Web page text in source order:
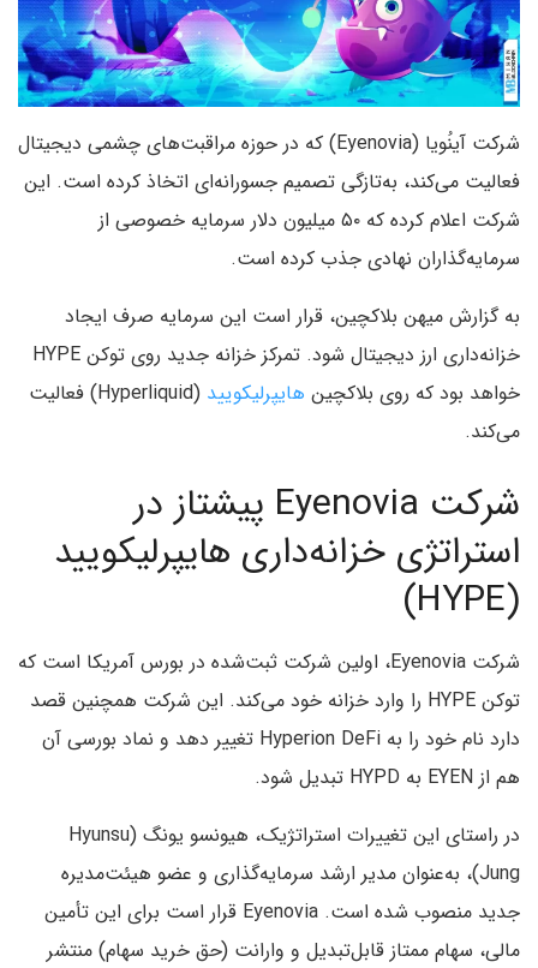
شرکت آینُویا (Eyenovia) که در حوزه مراقبت‌های چشمی دیجیتال
فعالیت می‌کند، به‌تازگی تصمیم جسورانه‌ای اتخاذ کرده است. این
شرکت اعلام کرده که ۵۰ میلیون دلار سرمایه‌ خصوصی از
سرمایه‌گذاران نهادی جذب کرده است.
به گزارش میهن بلاکچین، قرار است این سرمایه صرف ایجاد
خزانه‌داری ارز دیجیتال شود. تمرکز خزانه‌ جدید روی توکن HYPE
خواهد بود که روی بلاکچین هایپرلیکویید
(Hyperliquid) فعالیت
می‌کند.
شرکت Eyenovia پیشتاز در
استراتژی خزانه‌داری هایپرلیکویید
(HYPE)
شرکت Eyenovia، اولین شرکت ثبت‌شده در بورس آمریکا است که
توکن HYPE را وارد خزانه خود می‌کند. این شرکت همچنین قصد
دارد نام خود را به Hyperion DeFi تغییر دهد و نماد بورسی آن
هم از EYEN به HYPD تبدیل شود.
در راستای این تغییرات استراتژیک، هیونسو یونگ (Hyunsu
Jung)، به‌عنوان مدیر ارشد سرمایه‌گذاری و عضو هیئت‌مدیره
جدید منصوب شده است. Eyenovia قرار است برای این تأمین
مالی، سهام ممتاز قابل‌تبدیل و وارانت (حق خرید سهام) منتشر